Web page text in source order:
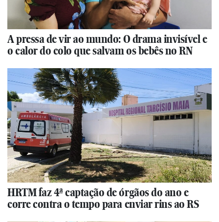
A pressa de vir ao mundo: O drama invisível e
o calor do colo que salvam os bebês no RN
HRTM faz 4ª captação de órgãos do ano e
corre contra o tempo para enviar rins ao RS